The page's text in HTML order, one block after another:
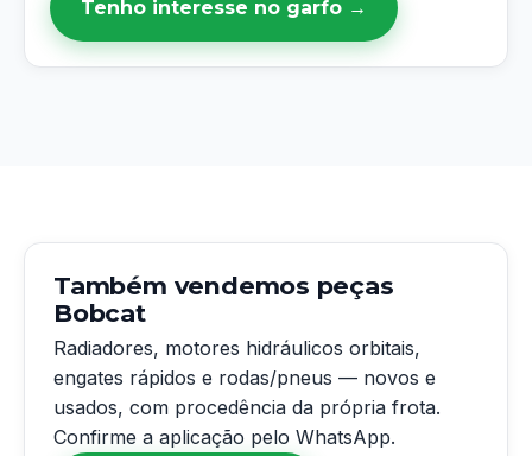
Tenho interesse no garfo →
Também vendemos peças
Bobcat
Radiadores, motores hidráulicos orbitais,
engates rápidos e rodas/pneus — novos e
usados, com procedência da própria frota.
Confirme a aplicação pelo WhatsApp.